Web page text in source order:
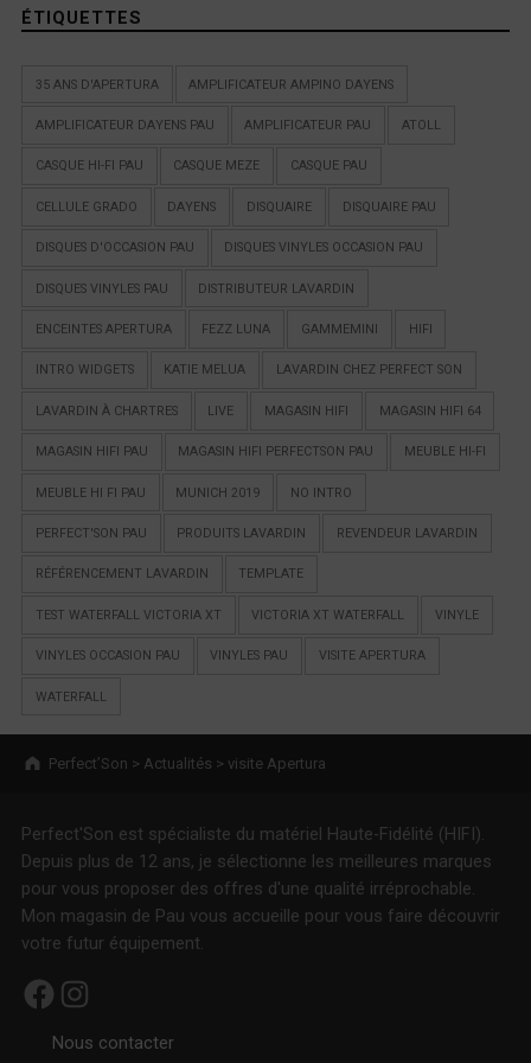
ÉTIQUETTES
35 ANS D'APERTURA AMPLIFICATEUR AMPINO DAYENS
AMPLIFICATEUR DAYENS PAU AMPLIFICATEUR PAU ATOLL
CASQUE HI-FI PAU CASQUE MEZE CASQUE PAU
CELLULE GRADO DAYENS DISQUAIRE DISQUAIRE PAU
DISQUES D'OCCASION PAU DISQUES VINYLES OCCASION PAU
DISQUES VINYLES PAU DISTRIBUTEUR LAVARDIN
ENCEINTES APERTURA FEZZ LUNA GAMMEMINI HIFI
INTRO WIDGETS KATIE MELUA LAVARDIN CHEZ PERFECT SON
LAVARDIN À CHARTRES LIVE MAGASIN HIFI MAGASIN HIFI 64
MAGASIN HIFI PAU MAGASIN HIFI PERFECTSON PAU MEUBLE HI-FI
MEUBLE HI FI PAU MUNICH 2019 NO INTRO
PERFECT'SON PAU PRODUITS LAVARDIN REVENDEUR LAVARDIN
RÉFÉRENCEMENT LAVARDIN TEMPLATE
TEST WATERFALL VICTORIA XT VICTORIA XT WATERFALL VINYLE
VINYLES OCCASION PAU VINYLES PAU VISITE APERTURA
WATERFALL
Breadcrumbs navigation
Perfect’Son > Actualités > visite Apertura
Perfect'Son est spécialiste du matériel Haute-Fidélité (HIFI).
Depuis plus de 12 ans, je sélectionne les meilleures marques
pour vous proposer des offres d'une qualité irréprochable.
Mon magasin de Pau vous accueille pour vous faire découvrir
votre futur équipement.
Facebook Instagram
Nous contacter